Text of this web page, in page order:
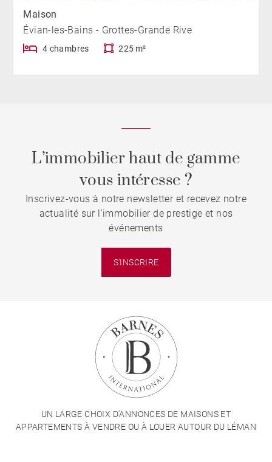
Maison
Évian-les-Bains - Grottes-Grande Rive
4 chambres 225 m²
L’immobilier haut de gamme
vous intéresse ?
Inscrivez-vous à notre newsletter et recevez notre
actualité sur l'immobilier de prestige et nos
événements
S'INSCRIRE
UN LARGE CHOIX D'ANNONCES DE MAISONS ET
APPARTEMENTS À VENDRE OU À LOUER AUTOUR DU LÉMAN